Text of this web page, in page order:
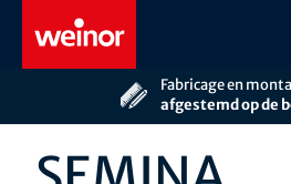
Skip to main content
afgestemd op de
Persoonlijk
uw weinor